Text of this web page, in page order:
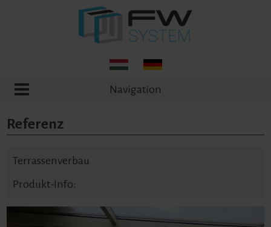
Navigation
Referenz
Terrassenverbau
Produkt-Info: